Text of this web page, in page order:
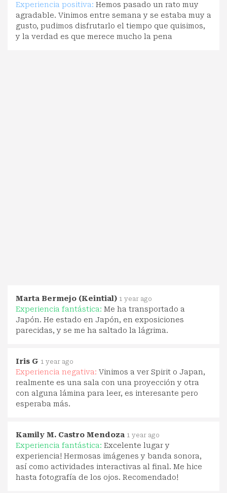
Experiencia positiva: Hemos pasado un rato muy
agradable. Vinimos entre semana y se estaba muy a
gusto, pudimos disfrutarlo el tiempo que quisimos,
y la verdad es que merece mucho la pena
Marta Bermejo (Keintial) 1 year ago
Experiencia fantástica: Me ha transportado a
Japón. He estado en Japón, en exposiciones
parecidas, y se me ha saltado la lágrima.
Iris G 1 year ago
Experiencia negativa: Vinimos a ver Spirit o Japan,
realmente es una sala con una proyección y otra
con alguna lámina para leer, es interesante pero
esperaba más.
Kamily M. Castro Mendoza 1 year ago
Experiencia fantástica: Excelente lugar y
experiencia! Hermosas imágenes y banda sonora,
así como actividades interactivas al final. Me hice
hasta fotografía de los ojos. Recomendado!